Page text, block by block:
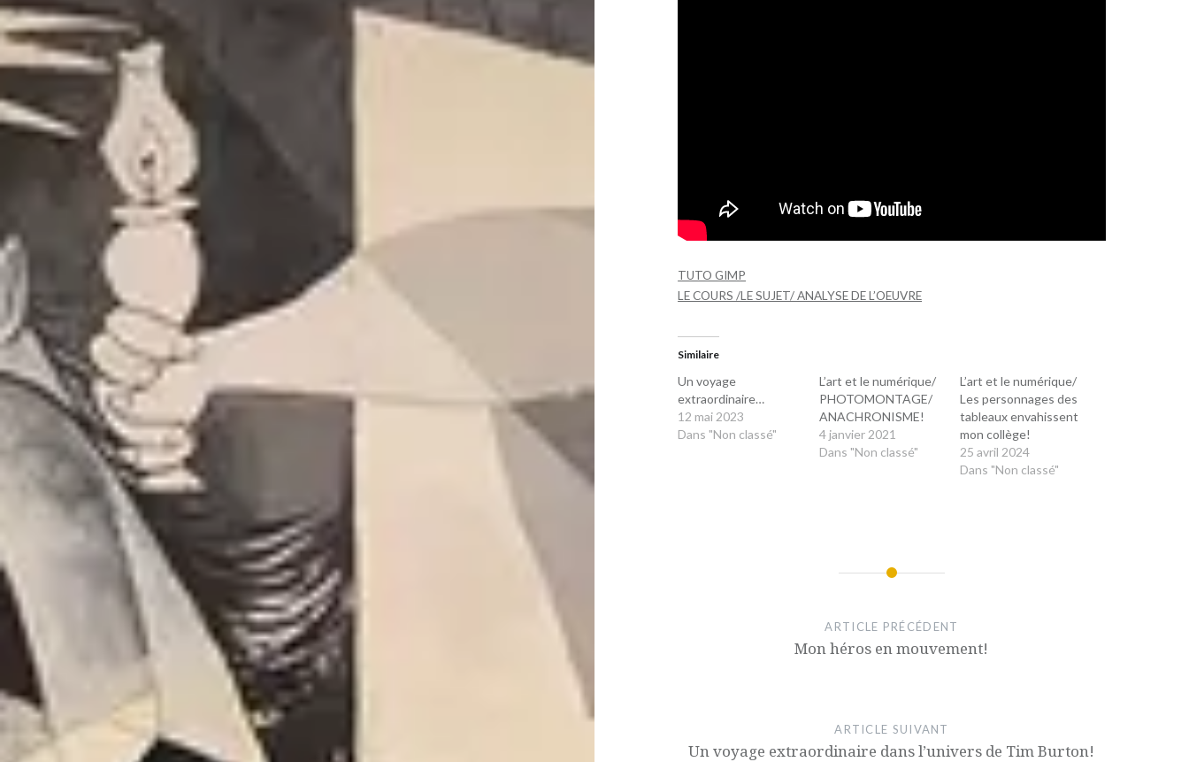
TUTO GIMP
LE COURS /LE SUJET/ ANALYSE DE L’OEUVRE
Similaire
Un voyage
extraordinaire…
12 mai 2023
Dans "Non classé"
L’art et le numérique/
PHOTOMONTAGE/
ANACHRONISME!
4 janvier 2021
Dans "Non classé"
L’art et le numérique/
Les personnages des
tableaux envahissent
mon collège!
25 avril 2024
Dans "Non classé"
ARTICLE PRÉCÉDENT
Mon héros en mouvement!
ARTICLE SUIVANT
Un voyage extraordinaire dans l’univers de Tim Burton!